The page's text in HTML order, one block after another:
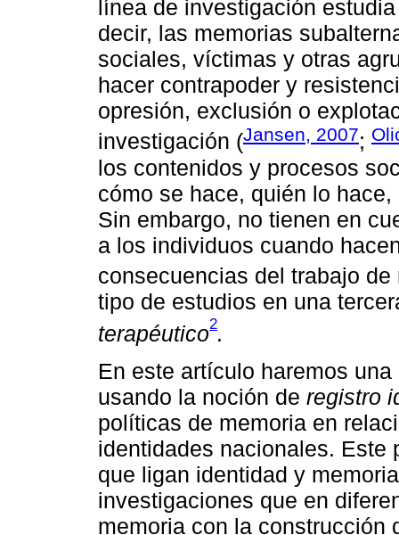
línea de investigación
decir, las memorias
sociales, víctimas y otras
hacer contrapoder y
opresión, exclusión o
investigación (Jansen, 2007;
los contenidos y procesos
cómo se hace, quién lo
Sin embargo, no tienen en
a los individuos cuando
consecuencias del trabajo
tipo de estudios en una
terapéutico2.
En este artículo haremos
usando la noción de registro
políticas de memoria en
identidades nacionales. Este
que ligan identidad y
investigaciones que en
memoria con la construcción